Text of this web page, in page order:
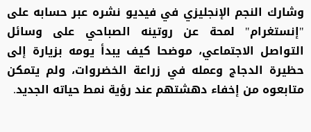
وشارك النجم الإنجليزي في فيديو نشره عبر حسابه على
"إنستغرام" لمحة عن روتينه الصباحي على وسائل
التواصل الاجتماعي، موضحا كيف يبدأ يومه بزيارة إلى
حظيرة الدجاج وعمله في زراعة الخضروات، ولم يتمكن
متابعوه من إخفاء دهشتهم عند رؤية نمط حياته الجديد.